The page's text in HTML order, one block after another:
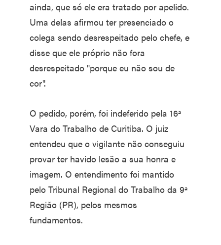
ainda, que só ele era tratado por apelido.
Uma delas afirmou ter presenciado o
colega sendo desrespeitado pelo chefe, e
disse que ele próprio não fora
desrespeitado "porque eu não sou de
cor".
O pedido, porém, foi indeferido pela 16ª
Vara do Trabalho de Curitiba. O juiz
entendeu que o vigilante não conseguiu
provar ter havido lesão a sua honra e
imagem. O entendimento foi mantido
pelo Tribunal Regional do Trabalho da 9ª
Região (PR), pelos mesmos
fundamentos.